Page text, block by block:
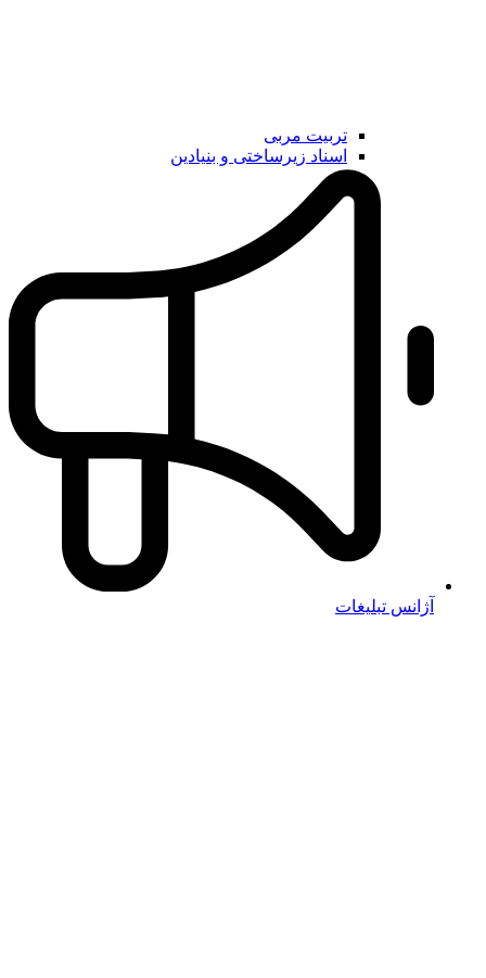
تربیت مربی
اسناد زیرساختی و بنیادین
آژانس تبلیغات